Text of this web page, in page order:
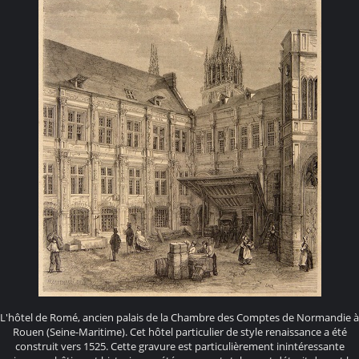
L'hôtel de Romé, ancien palais de la Chambre des Comptes de Normandie à
Rouen (Seine-Maritime). Cet hôtel particulier de style renaissance a été
construit vers 1525. Cette gravure est particulièrement inintéressante